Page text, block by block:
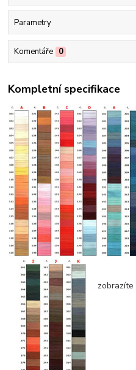
Parametry
Komentáře 0
Kompletní specifikace